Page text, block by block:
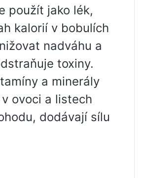
použít jako lék,
kalorií v bobulích
nadváhu a
toxiny.
a minerály
ovoci a listech
dodávají sílu